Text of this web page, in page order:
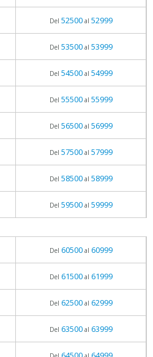
Del 52500al 52999
Del 53500al 53999
Del 54500al 54999
Del 55500al 55999
Del 56500al 56999
Del 57500al 57999
Del 58500al 58999
Del 59500al 59999
Del 60500al 60999
Del 61500al 61999
Del 62500al 62999
Del 63500al 63999